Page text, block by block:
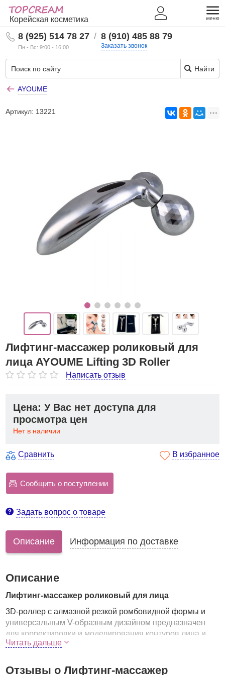
Корейская косметика
8 (925) 514 78 27
Пн - Вс: 9:00 - 16:00
/ 8 (910) 485 88 79
Заказать звонок
Найти
AYOUME
Артикул: 13221
Лифтинг-массажер роликовый для
лица AYOUME Lifting 3D Roller
Написать отзыв
Цена: У Вас нет доступа для
просмотра цен
Нет в наличии
Сравнить В избранное
Сообщить о поступлении
Задать вопрос о товаре
Описание Информация по доставке
Описание
Лифтинг-массажер роликовый для лица
3D-роллер с алмазной резкой ромбовидной формы и
универсальным V-образным дизайном предназначен
для корректировки и моделирования контуров лица и
тела. Благодаря двум рабочим роликовым
нее комплексное воздействие, сравнимое с эффектом
Читать дальше
Отзывы о Лифтинг-массажер